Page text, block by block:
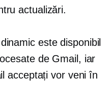
actualizări.
este disponibil
de Gmail, iar
acceptați vor veni în